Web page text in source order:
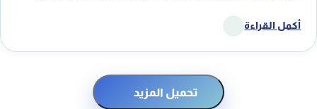
أكمل القراءة
تحميل المزيد